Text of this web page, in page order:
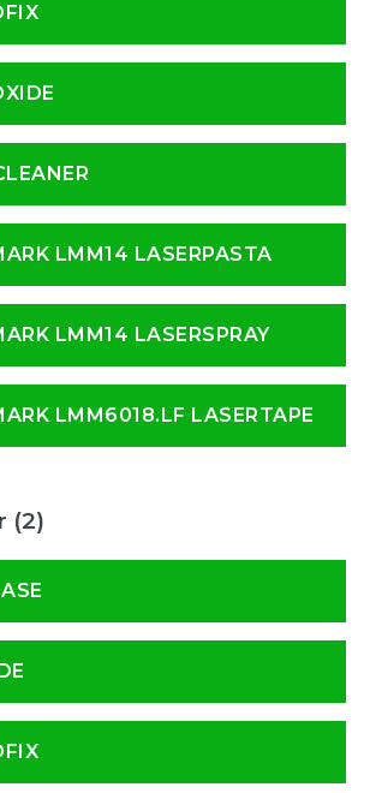
LMM14 LASERPASTA
LMM14 LASERSPRAY
LMM6018.LF LASERTAPE
(2)